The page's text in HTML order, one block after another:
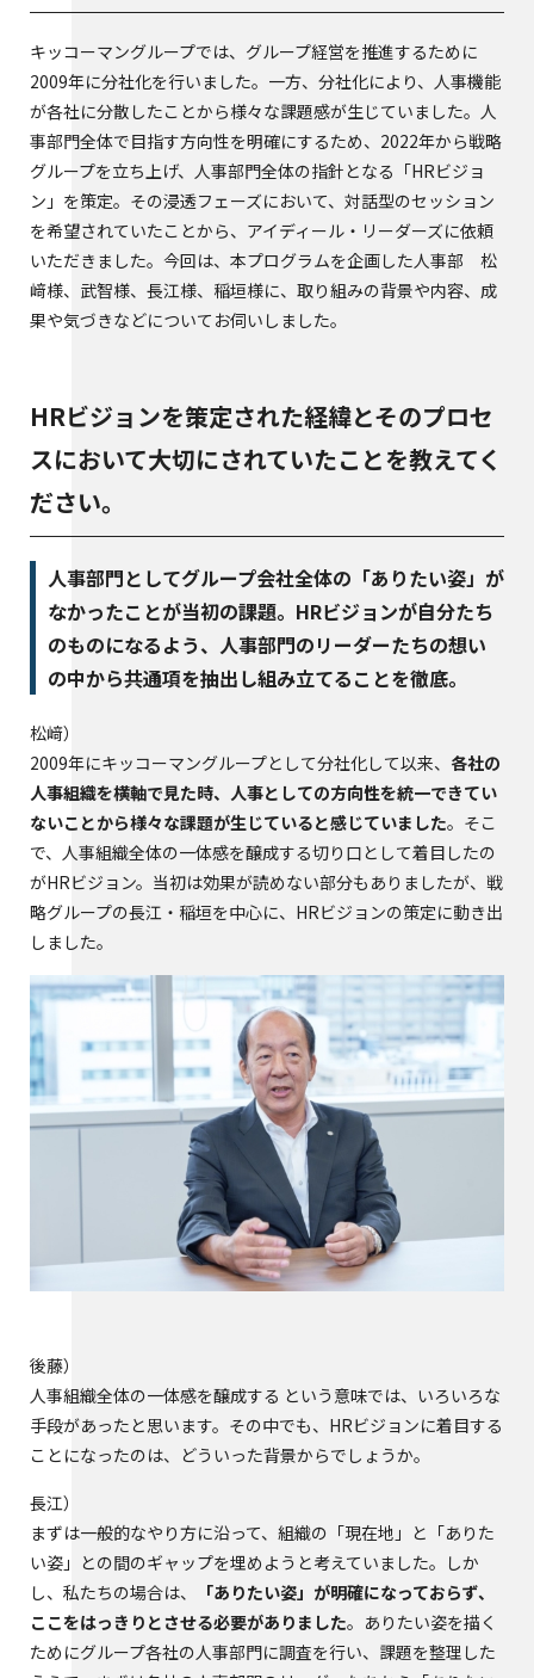
キッコーマングループでは、グループ経営を推進するために
2009年に分社化を行いました。一方、分社化により、人事機能
が各社に分散したことから様々な課題感が生じていました。人
事部門全体で目指す方向性を明確にするため、2022年から戦略
グループを立ち上げ、人事部門全体の指針となる「HRビジョ
ン」を策定。その浸透フェーズにおいて、対話型のセッション
を希望されていたことから、アイディール・リーダーズに依頼
いただきました。今回は、本プログラムを企画した人事部 松
﨑様、武智様、長江様、稲垣様に、取り組みの背景や内容、成
果や気づきなどについてお伺いしました。
HRビジョンを策定された経緯とそのプロセ
スにおいて大切にされていたことを教えてく
ださい。
人事部門としてグループ会社全体の「ありたい姿」が
なかったことが当初の課題。HRビジョンが自分たち
のものになるよう、人事部門のリーダーたちの想い
の中から共通項を抽出し組み立てることを徹底。
松﨑
2009年にキッコーマングループとして分社化して以来、 各社の
人事組織を横軸で見た時、人事としての方向性を統一できてい
ないことから様々な課題が生じていると感じていました。そこ
で、人事組織全体の一体感を醸成する切り口として着目したの
がHRビジョン。当初は効果が読めない部分もありましたが、戦
略グループの長江・稲垣を中心に、HRビジョンの策定に動き出
しました。
後藤
人事組織全体の一体感を醸成する という意味では、いろいろな
手段があったと思います。その中でも、HRビジョンに着目する
ことになったのは、どういった背景からでしょうか。
長江
まずは一般的なやり方に沿って、組織の「現在地」と「ありた
い姿」との間のギャップを埋めようと考えていました。しか
し、私たちの場合は、
「ありたい姿」が明確になっておらず、
ここをはっきりとさせる必要がありました。ありたい姿を描く
ためにグループ各社の人事部門に調査を行い、課題を整理した